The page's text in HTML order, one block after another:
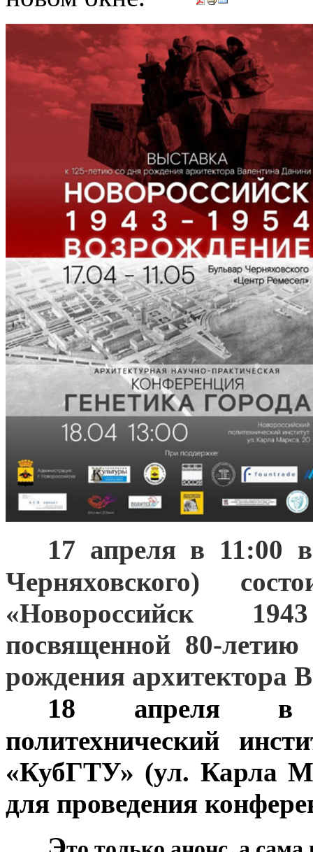
17 апреля в 11:00
Черняховского)
«Новороссийск
посвященной 80-
рождения архитектора
18 апреля в
политехнический
«КубГТУ» (ул. Карла
для проведения